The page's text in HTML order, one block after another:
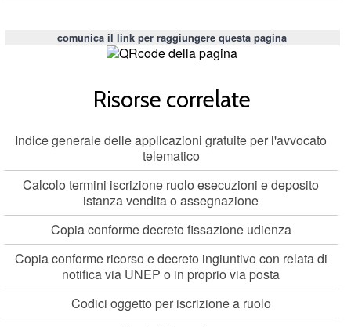
comunica il link per raggiungere questa pagina
Risorse correlate
Indice generale delle applicazioni gratuite per l'avvocato
telematico
Calcolo termini iscrizione ruolo esecuzioni e deposito
istanza vendita o assegnazione
Copia conforme decreto fissazione udienza
Copia conforme ricorso e decreto ingiuntivo con relata di
notifica via UNEP o in proprio via posta
Codici oggetto per iscrizione a ruolo